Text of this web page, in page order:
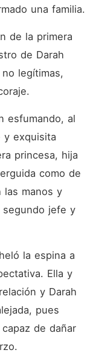
una familia.
de la primera
de Darah
legítimas,
esfumando, al
y exquisita
princesa, hija
como de
las manos y
segundo jefe y
la espina a
Ella y
y Darah
pues
de dañar